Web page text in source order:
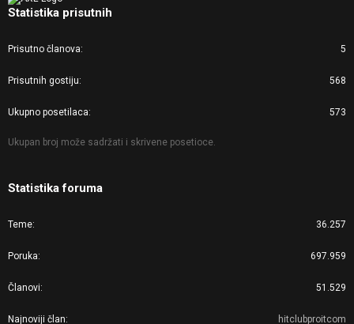
Statistika prisutnih
Prisutno članova 5
Prisutnih gostiju 568
Ukupno posetilaca 573
Ukupan broj može sadržati i skrivene posetioce.
Statistika foruma
Teme 36.257
Poruka 697.959
Članovi 51.529
Najnoviji član hitclubproitcom